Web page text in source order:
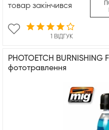
1 ВІДГУК
товар закінчився
PHOTOETCH BURNISHING
фототравлення